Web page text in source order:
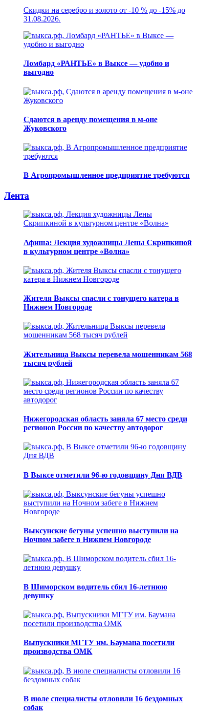
Скидки на серебро и золото от -10 % до -15% до
31.08.2026.
Ломбард «РАНТЬЕ» в Выксе — удобно и
выгодно
Сдаются в аренду помещения в м-оне
Жуковского
В Агропромышленное предприятие требуются
Лента
Афиша: Лекция художницы Лены Скрипкиной
в культурном центре «Волна»
Жителя Выксы спасли с тонущего катера в
Нижнем Новгороде
Жительница Выксы перевела мошенникам 568
тысяч рублей
Нижегородская область заняла 67 место среди
регионов России по качеству автодорог
В Выксе отметили 96-ю годовщину Дня ВДВ
Выксунские бегуны успешно выступили на
Ночном забеге в Нижнем Новгороде
В Шиморском водитель сбил 16-летнюю
девушку
Выпускники МГТУ им. Баумана посетили
производства ОМК
В июле специалисты отловили 16 бездомных
собак